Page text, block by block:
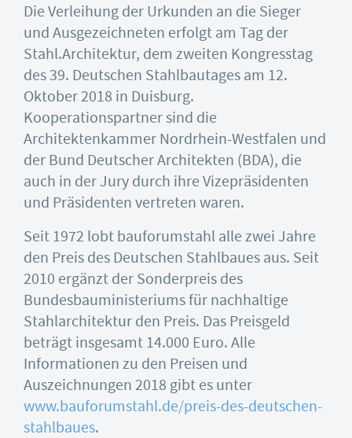
Die Verleihung der Urkunden an die Sieger
und Ausgezeichneten erfolgt am Tag der
Stahl.Architektur, dem zweiten Kongresstag
des 39. Deutschen Stahlbautages am 12.
Oktober 2018 in Duisburg.
Kooperationspartner sind die
Architektenkammer Nordrhein-Westfalen und
der Bund Deutscher Architekten (BDA), die
auch in der Jury durch ihre Vizepräsidenten
und Präsidenten vertreten waren.
Seit 1972 lobt bauforumstahl alle zwei Jahre
den Preis des Deutschen Stahlbaues aus. Seit
2010 ergänzt der Sonderpreis des
Bundesbauministeriums für nachhaltige
Stahlarchitektur den Preis. Das Preisgeld
beträgt insgesamt 14.000 Euro. Alle
Informationen zu den Preisen und
Auszeichnungen 2018 gibt es unter
www.bauforumstahl.de/preis-des-deutschen-
stahlbaues.